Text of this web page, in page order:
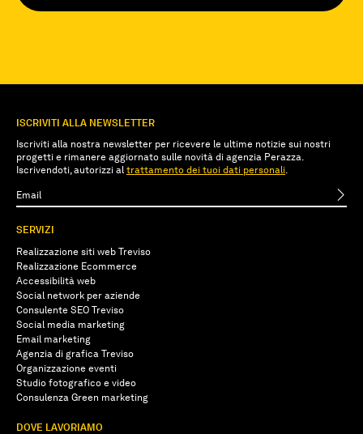
ISCRIVITI ALLA NEWSLETTER
Iscriviti alla nostra newsletter per ricevere le ultime notizie sui nostri
progetti e rimanere aggiornato sulle novità di agenzia Perazza.
Iscrivendoti, autorizzi al trattamento dei tuoi dati personali.
SERVIZI
Realizzazione siti web Treviso
Realizzazione Ecommerce
Accessibilità web
Social network per aziende
Consulente SEO Treviso
Social media marketing
Email marketing
Agenzia di grafica Treviso
Organizzazione eventi
Studio fotografico e video
Consulenza Green marketing
DOVE LAVORIAMO